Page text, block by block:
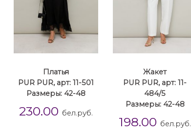
Платья
PUR PUR, арт: 11-501
Размеры: 42-48
230.00 бел.руб.
Жакет
PUR PUR, арт: 11-
484/5
Размеры: 42-48
198.00 бел.руб.